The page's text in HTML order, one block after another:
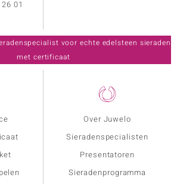
Over Juwelo
Sieradenspecialisten
Presentatoren
Sieradenprogramma
01
voor echte edelsteen sieraden
met certificaat